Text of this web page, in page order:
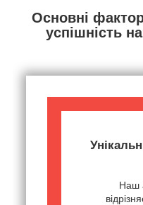
Основні
успішність
Наш